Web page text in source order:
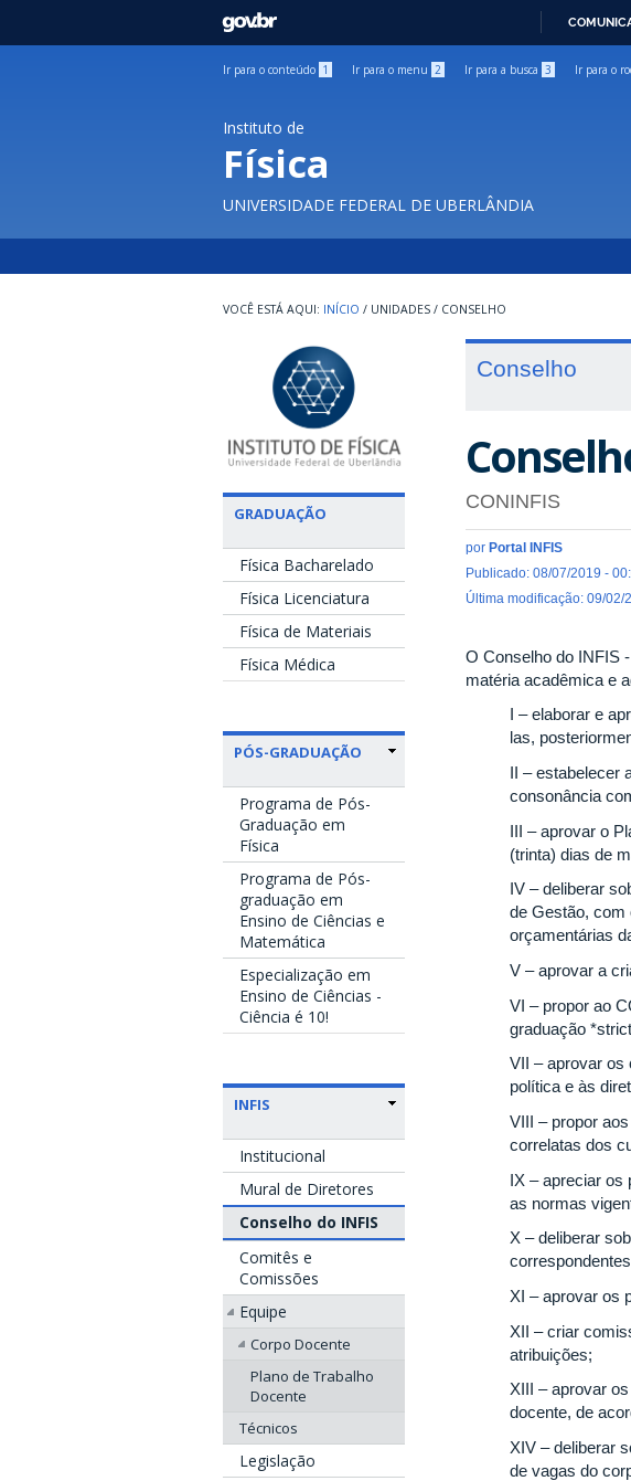
GOVBR
Ir para o conteúdo 1 Ir para o menu 2 Ir para a busca 3 Ir para o
Instituto de
Física
UNIVERSIDADE FEDERAL DE UBERLÂNDIA
INÍCIO / UNIDADES / CONSELHO
GRADUAÇÃO
Física Bacharelado
Física Licenciatura
Física de Materiais
Física Médica
PÓS-GRADUAÇÃO
Programa de Pós-
Graduação em
Física
Programa de Pós-
graduação em
Ensino de Ciências e
Matemática
Especialização em
Ensino de Ciências -
Ciência é 10!
INFIS
Institucional
Mural de Diretores
Conselho do INFIS
Comitês e
Comissões
Equipe
Corpo Docente
Plano de Trabalho
Docente
Técnicos
Legislação
Conselho
CONINFIS
por Portal INFIS
Publicado: 08/07/2019 -
Última modificação: 09/02/
O Conselho do INFIS
matéria acadêmica e
I – elaborar e
las,
II – estabelecer
consonância
III – aprovar o
(trinta) dias de
IV – deliberar
de Gestão, com
orçamentárias
V – aprovar a
VI – propor ao
graduação
VII – aprovar os
política e às
VIII – propor
correlatas dos
IX – apreciar os
as normas
X – deliberar
XI – aprovar os
XII – criar
atribuições;
XIII – aprovar
docente, de
XIV – deliberar
de vagas do